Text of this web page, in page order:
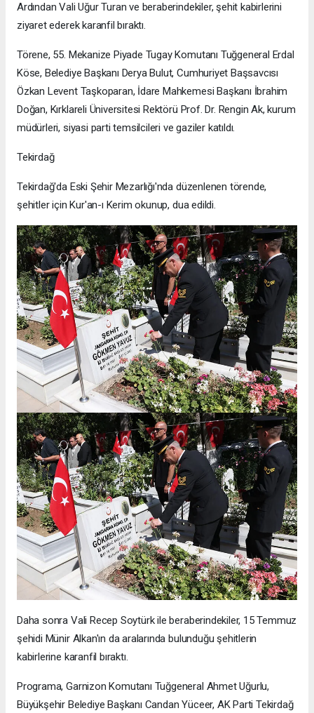
Ardından Vali Uğur Turan ve beraberindekiler, şehit kabirlerini
ziyaret ederek karanfil bıraktı.
Törene, 55. Mekanize Piyade Tugay Komutanı Tuğgeneral Erdal
Köse, Belediye Başkanı Derya Bulut, Cumhuriyet Başsavcısı
Özkan Levent Taşkoparan, İdare Mahkemesi Başkanı İbrahim
Doğan, Kırklareli Üniversitesi Rektörü Prof. Dr. Rengin Ak, kurum
müdürleri, siyasi parti temsilcileri ve gaziler katıldı.
Tekirdağ
Tekirdağ'da Eski Şehir Mezarlığı'nda düzenlenen törende,
şehitler için Kur'an-ı Kerim okunup, dua edildi.
Daha sonra Vali Recep Soytürk ile beraberindekiler, 15 Temmuz
şehidi Münir Alkan'ın da aralarında bulunduğu şehitlerin
kabirlerine karanfil bıraktı.
Programa, Garnizon Komutanı Tuğgeneral Ahmet Uğurlu,
Büyükşehir Belediye Başkanı Candan Yüceer, AK Parti Tekirdağ